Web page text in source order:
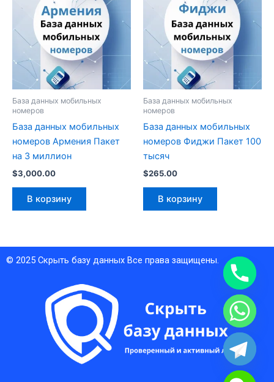
База данных мобильных
номеров
База данных мобильных
номеров Армения Пакет
на 3 миллион
$3,000.00
В корзину
База данных мобильных
номеров
База данных мобильных
номеров Фиджи Пакет 100
тысяч
$265.00
В корзину
© 2025 Скрыть базу данных Все права защищены.